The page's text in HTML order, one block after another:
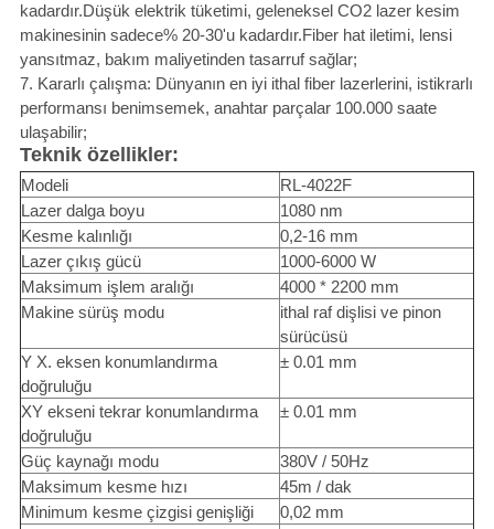
kadardır.Düşük elektrik tüketimi, geleneksel CO2 lazer kesim
makinesinin sadece% 20-30'u kadardır.Fiber hat iletimi, lensi
yansıtmaz, bakım maliyetinden tasarruf sağlar;
7. Kararlı çalışma: Dünyanın en iyi ithal fiber lazerlerini, istikrarlı
performansı benimsemek, anahtar parçalar 100.000 saate
ulaşabilir;
Teknik özellikler:
Modeli
RL-4022F
Lazer dalga boyu
1080 nm
Kesme kalınlığı
0,2-16 mm
Lazer çıkış gücü
1000-6000 W
Maksimum işlem aralığı
4000 * 2200 mm
Makine sürüş modu
ithal raf dişlisi ve pinon
sürücüsü
Y X. eksen konumlandırma
doğruluğu
± 0.01 mm
XY ekseni tekrar konumlandırma
doğruluğu
± 0.01 mm
Güç kaynağı modu
380V / 50Hz
Maksimum kesme hızı
45m / dak
Minimum kesme çizgisi genişliği
0,02 mm